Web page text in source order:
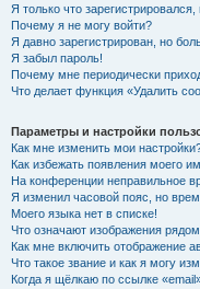
Я только что
Почему я не могу войти?
Я давно зарегистрирован, но
Я забыл пароль!
Почему мне периодически
Что делает функция «Удалить
Параметры и настройки
Как мне изменить мои
Как избежать появления моего
На конференции неправильное
Я изменил часовой пояс, но
Моего языка нет в списке!
Что означают изображения
Как мне включить отображение
Что такое звание и как я могу
Когда я щёлкаю по ссылке